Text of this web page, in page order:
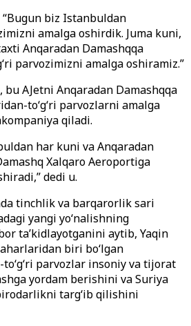
“Bugun biz Istanbuldan
amalga oshirdik. Juma kuni,
Anqaradan Damashqqa
parvozimizni amalga oshiramiz.”
bu AJetni Anqaradan Damashqqa
to‘g‘ri parvozlarni amalga
qiladi.
har kuni va Anqaradan
Xalqaro Aeroportiga
dedi u.
tinchlik va barqarorlik sari
yangi yo‘nalishning
ta’kidlayotganini aytib, Yaqin
biri bo‘lgan
to‘g‘ri parvozlar insoniy va tijorat
yordam berishini va Suriya
targ‘ib qilishini